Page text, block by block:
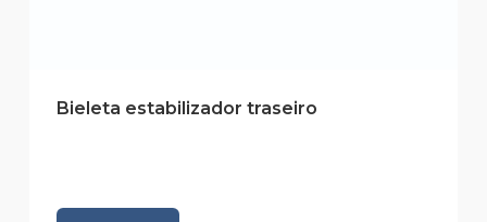
Bieleta estabilizador traseiro